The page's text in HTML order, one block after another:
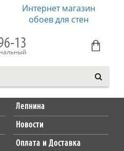
Интернет магазин
обоев для стен
13
Лепнина
Новости
Оплата и Доставка